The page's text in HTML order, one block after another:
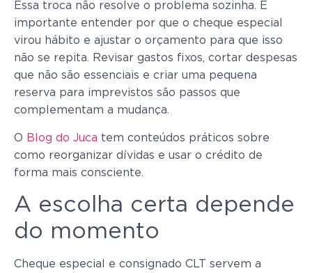
Essa troca não resolve o problema sozinha. É
importante entender por que o cheque especial
virou hábito e ajustar o orçamento para que isso
não se repita. Revisar gastos fixos, cortar despesas
que não são essenciais e criar uma pequena
reserva para imprevistos são passos que
complementam a mudança.
O Blog do Juca tem conteúdos práticos sobre
como reorganizar dívidas e usar o crédito de
forma mais consciente.
A escolha certa depende
do momento
Cheque especial e consignado CLT servem a